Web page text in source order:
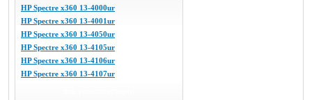
HP Spectre x360 13-4000ur
HP Spectre x360 13-4001ur
HP Spectre x360 13-4050ur
HP Spectre x360 13-4105ur
HP Spectre x360 13-4106ur
HP Spectre x360 13-4107ur